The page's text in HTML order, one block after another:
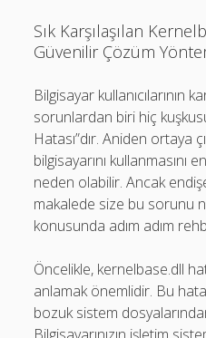
Sık Karşılaşılan
Güvenilir Çözüm
Bilgisayar kullanıcılarının
sorunlardan biri hiç
Hatası”dır. Aniden ortaya
bilgisayarını kullanmasını
neden olabilir. Ancak
makalede size bu sorunu
konusunda adım adım
Öncelikle, kernelbase.dll
anlamak önemlidir. Bu
bozuk sistem